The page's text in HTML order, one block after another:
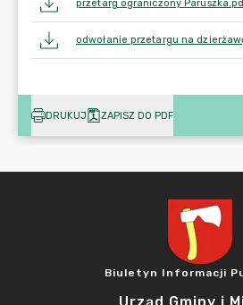
przetarg ograniczony
odwołanie przetargu na
DRUKUJ ZAPISZ DO PDF
Biuletyn Informacji